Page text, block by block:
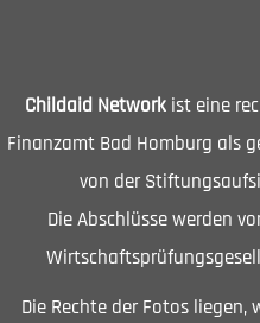
Childaid Network ist eine
Finanzamt Bad Homburg als
von der
Die Abschlüsse werden
Die Rechte der Fotos